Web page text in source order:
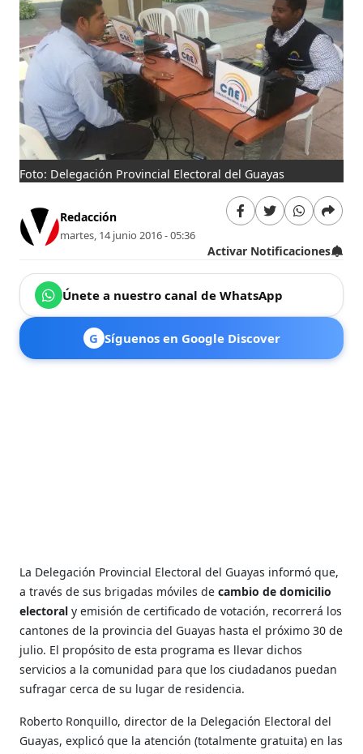
Foto: Delegación Provincial Electoral del Guayas
Redacción
martes, 14 junio 2016 - 05:36
Activar Notificaciones
Únete a nuestro canal de WhatsApp
G Síguenos en Google Discover
La Delegación Provincial Electoral del Guayas informó que,
a través de sus brigadas móviles decambio de domicilio
electoral y emisión de certificado de votación, recorrerá los
cantones de la provincia del Guayas hasta el próximo 30 de
julio. El propósito de esta programa es llevar dichos
servicios a la comunidad para que los ciudadanos puedan
sufragar cerca de su lugar de residencia.
Roberto Ronquillo, director de la Delegación Electoral del
Guayas,explicó que la atención (totalmente gratuita) en las